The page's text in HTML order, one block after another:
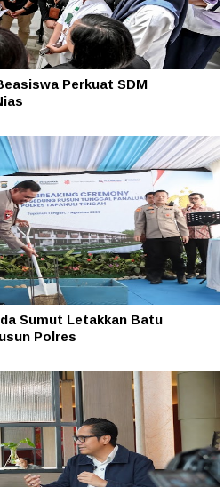
Perkuat SDM
Sumut Letakkan Batu
Polres